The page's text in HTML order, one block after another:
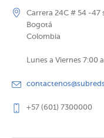
Carrera 24C # 54 -47
Bogotá
Colombia
Lunes a Viernes 7:00
+57 (601) 7300000